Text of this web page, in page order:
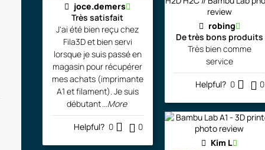
joce.demers
Très satisfait
J'ai été bien reçu chez
Fila3D et bien servi
lorsque je suis passé en
magasin pour récupérer
mes achats (imprimante
A1 et filament). Je suis
débutant...More
Helpful? 0 0
robing
De très bons produits
Très bien comme
service
Helpful? 0 0
Kim L